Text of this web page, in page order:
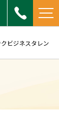
ビジネスタレン